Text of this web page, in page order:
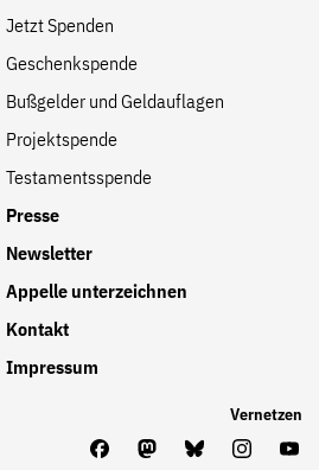
Jetzt Spenden
Geschenkspende
Bußgelder und Geldauflagen
Projektspende
Testamentsspende
Presse
Newsletter
Appelle unterzeichnen
Kontakt
Impressum
Vernetzen
FacebookMastodon
Bluesky